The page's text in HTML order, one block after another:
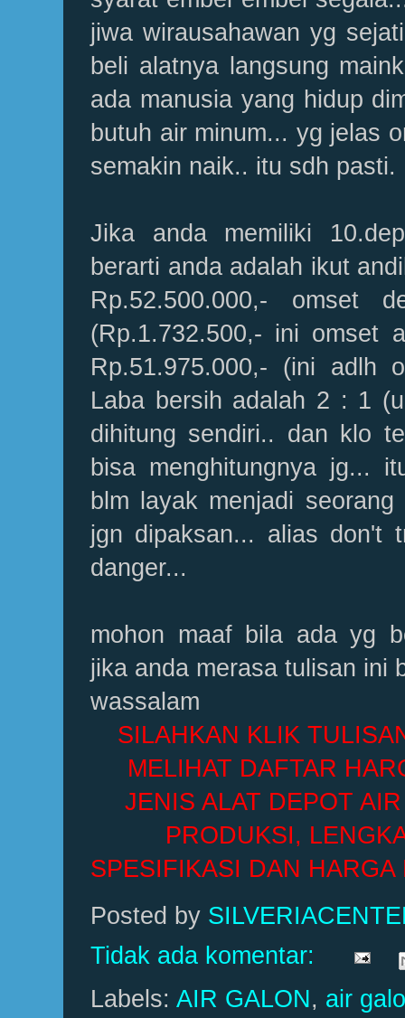
jiwa wirausahawan yg
beli alatnya langsung
ada manusia yang hidup
butuh air minum... yg jelas
semakin naik.. itu sdh pasti.
Jika anda memiliki
berarti anda adalah ikut
Rp.52.500.000,- omset
(Rp.1.732.500,- ini omset
Rp.51.975.000,- (ini adlh
Laba bersih adalah 2 : 1
dihitung sendiri.. dan klo
bisa menghitungnya jg...
blm layak menjadi
jgn dipaksan... alias don't
danger...
mohon maaf bila ada yg
jika anda merasa tulisan ini
wassalam
SILAHKAN KLIK
MELIHAT DAFTAR
JENIS ALAT DEPOT
PRODUKSI,
SPESIFIKASI DAN
Posted by
Tidak ada komentar:
Labels: AIR GALON, air